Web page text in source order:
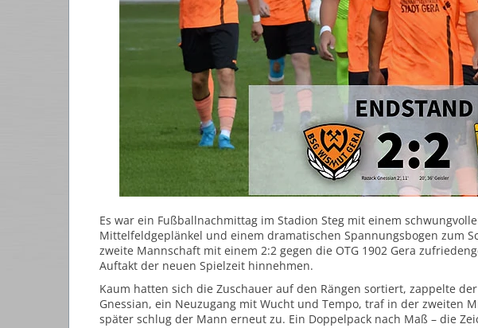
Es war ein Fußballnachmittag im Stadion Steg mit einem
Mittelfeldgeplänkel und einem dramatischen Spannungsbogen zum
zweite Mannschaft mit einem 2:2 gegen die OTG 1902 Gera
Auftakt der neuen Spielzeit hinnehmen.
Kaum hatten sich die Zuschauer auf den Rängen sortiert, zappelte
Gnessian, ein Neuzugang mit Wucht und Tempo, traf in der zweiten
später schlug der Mann erneut zu. Ein Doppelpack nach Maß – die